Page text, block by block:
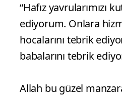
“Hafız yavrularımızı
ediyorum. Onlara
hocalarını tebrik
babalarını tebrik
Allah bu güzel